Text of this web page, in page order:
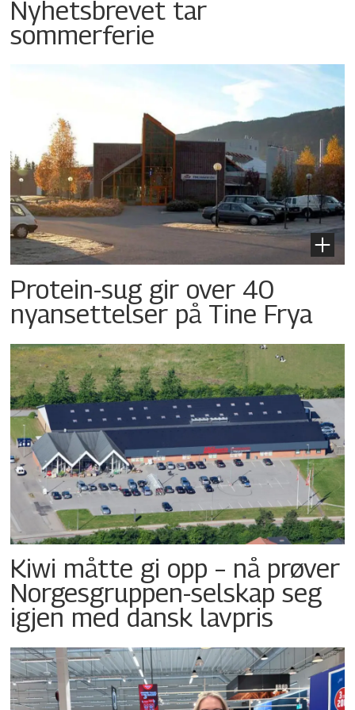
Nyhetsbrevet tar
sommerferie
Protein-sug gir over 40
nyansettelser på Tine Frya
Kiwi måtte gi opp – nå prøver
Norgesgruppen-selskap seg
igjen med dansk lavpris